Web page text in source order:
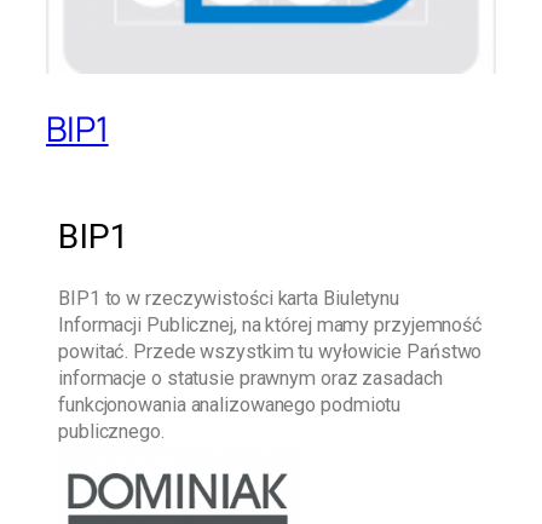
BIP1
BIP1
BIP1 to w rzeczywistości karta Biuletynu
Informacji Publicznej, na której mamy przyjemność
powitać. Przede wszystkim tu wyłowicie Państwo
informacje o statusie prawnym oraz zasadach
funkcjonowania analizowanego podmiotu
publicznego.